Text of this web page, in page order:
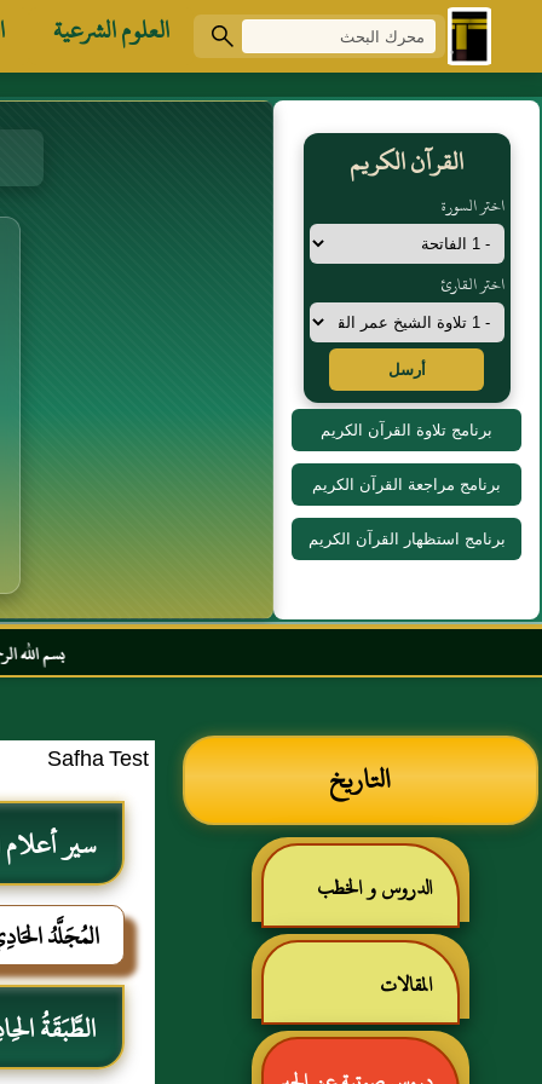
العلوم الشرعية
القرآن الكريم
اختر السورة
اختر القارئ
أرسل
برنامج تلاوة القرآن الكريم
برنامج مراجعة القرآن الكريم
برنامج استظهار القرآن الكريم
بسم الله الرحمن الرحيم
التاريخ
الدروس و الخطب
المقالات
Safha Test
سير
المُجَلَّدُ
الطَّبَقَةُ